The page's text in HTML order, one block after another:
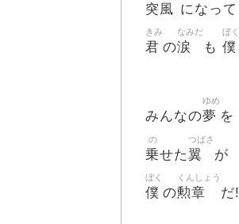
突風 になって
君
きみ
の涙
なみだ
も 僕
ぼく
みんなの夢
ゆめ
を
乗
の
せた 翼
つばさ
が
僕
ぼく
の勲章
くんしょう
だ!